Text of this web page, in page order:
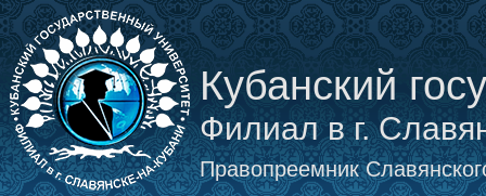
Кубанский
Филиал в г.
Правопреемник